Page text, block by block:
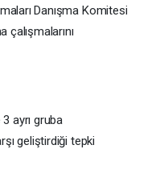
Danışma Komitesi
ayrı gruba
geliştirdiği tepki